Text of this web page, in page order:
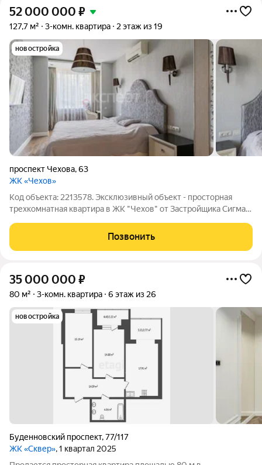
52 000 000 ₽
127,7 м² 3-комн. квартира 2 этаж из 19
новостройка
проспект Чехова,63
ЖК «Чехов»
Код объекта: 2213578. Эксклюзивный объект - просторная
трехкомнатная квартира в ЖК "Чехов" от Застройщика Сигма
мест хранения. Квартира полностью укомплектована техникой
и мебелью Встроенная
Позвонить
35 000 000 ₽
80 м² 3-комн. квартира 6 этаж из 26
новостройка
Буденновский проспект,77/117
ЖК «Сквер», 1 квартал 2025